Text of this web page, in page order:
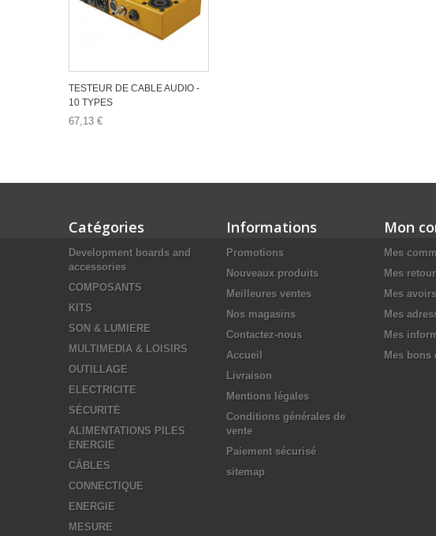
TESTEUR DE CABLE AUDIO -
10 TYPES
67,13 €
Catégories
Development boards and
accessories
COMPOSANTS
KITS
SON & LUMIERE
MULTIMEDIA & LOISIRS
OUTILLAGE
ELECTRICITE
SÉCURITÉ
ALIMENTATIONS PILES
ENERGIE
CÂBLES
CONNECTIQUE
ENERGIE
MESURE
Informations
Promotions
Nouveaux produits
Meilleures ventes
Nos magasins
Contactez-nous
Accueil
Livraison
Mentions légales
Conditions générales de
vente
Paiement sécurisé
sitemap
Mon
Mes
Mes
Mes avoirs
Mes
Mes
Mes bons